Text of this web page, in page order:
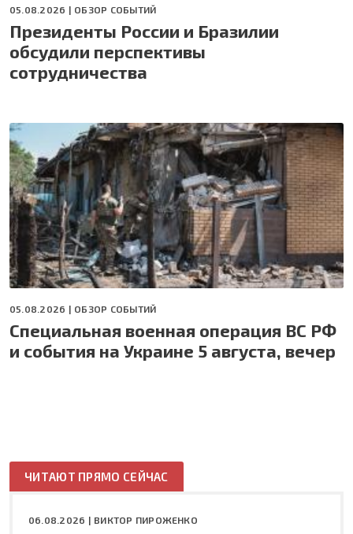
05.08.2026 | ОБЗОР СОБЫТИЙ
Президенты России и Бразилии
обсудили перспективы
сотрудничества
05.08.2026 | ОБЗОР СОБЫТИЙ
Специальная военная операция ВС РФ
и события на Украине 5 августа, вечер
ЧИТАЮТ ПРЯМО СЕЙЧАС
06.08.2026 | ВИКТОР ПИРОЖЕНКО